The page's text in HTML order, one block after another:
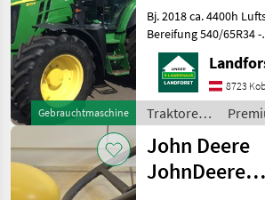
MARKTPLATZ
Marktplatz Händlerangebote
Gebrauchtmaschine
Bj. 2018 ca. 4400h
Bereifung 540/65R34 -
440/65R24 auf
lt. Hydraulikpumpe
Fronthubwerk
CommandArm hydr.
Bremse E-ICV
Hauer Fro
8723
Traktoren /
John Deere
John Deere
JohnDeere